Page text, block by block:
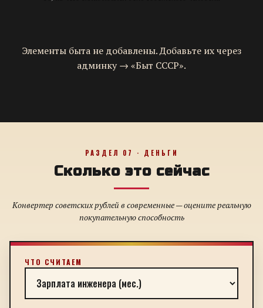
Элементы быта не добавлены. Добавьте их через
админку → «Быт СССР».
РАЗДЕЛ 07 · ДЕНЬГИ
Сколько это сейчас
Конвертер советских рублей в современные — оцените реальную
покупательную способность
ЧТО СЧИТАЕМ